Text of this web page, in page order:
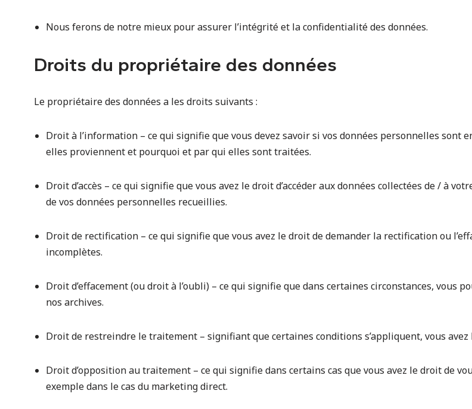
Nous ferons de notre mieux pour assurer l’intégrité et la confidentialité des données.
Droits du propriétaire des données
Le propriétaire des données a les droits suivants :
Droit à l’information – ce qui signifie que vous devez savoir si vos données personnelles sont
elles proviennent et pourquoi et par qui elles sont traitées.
Droit d’accès – ce qui signifie que vous avez le droit d’accéder aux données collectées de / à
de vos données personnelles recueillies.
Droit de rectification – ce qui signifie que vous avez le droit de demander la rectification ou
incomplètes.
Droit d’effacement (ou droit à l’oubli) – ce qui signifie que dans certaines circonstances, vous
nos archives.
Droit de restreindre le traitement – signifiant que certaines conditions s’appliquent, vous
Droit d’opposition au traitement – ce qui signifie dans certains cas que vous avez le droit de
exemple dans le cas du marketing direct.